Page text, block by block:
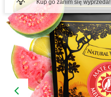
Kup go zanim się wyprzeda!